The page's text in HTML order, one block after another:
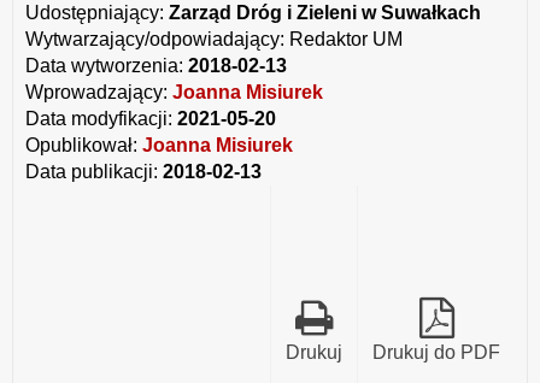
Udostępniający: Zarząd Dróg i Zieleni w Suwałkach
Wytwarzający/odpowiadający: Redaktor UM
Data wytworzenia: 2018-02-13
Wprowadzający: Joanna Misiurek
Data modyfikacji: 2021-05-20
Opublikował: Joanna Misiurek
Data publikacji: 2018-02-13
Drukuj do PDF
Drukuj